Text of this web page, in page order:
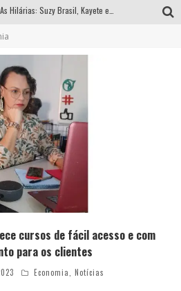
cursos de fácil acesso e com
para os clientes
Economia, Notícias